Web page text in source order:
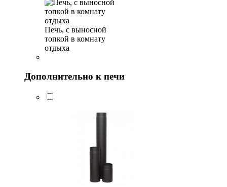
Печь, с выносной
топкой в комнату
отдыха
Дополнительно к печи